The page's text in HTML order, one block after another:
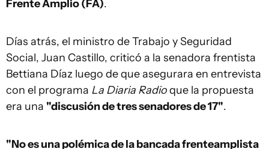
Frente Amplio (FA).
Días atrás, el ministro de Trabajo y Seguridad
Social, Juan Castillo, criticó a la senadora frentista
Bettiana Díaz luego de que asegurara en entrevista
con el programa La Diaria Radioque la propuesta
era una "discusión de tres senadores de 17".
"No es una polémica de la bancada frenteamplista